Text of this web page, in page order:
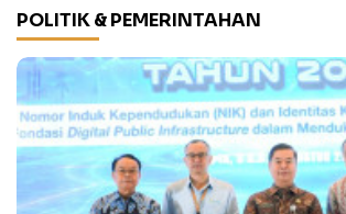
POLITIK & PEMERINTAHAN